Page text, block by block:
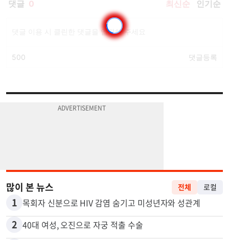
1 목회자 신분으로 HIV 감염 숨기고 미성년자와 성관계